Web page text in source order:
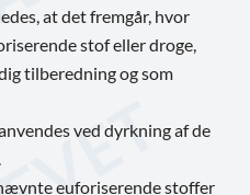
at det fremgår, hvor
stof eller droge,
tilberedning og som
ved dyrkning af de
euforiserende stoffer